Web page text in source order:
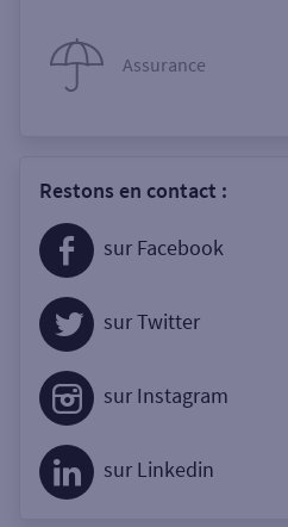
Assurance
Restons en contact :
sur Facebook
sur Twitter
sur Instagram
sur Linkedin